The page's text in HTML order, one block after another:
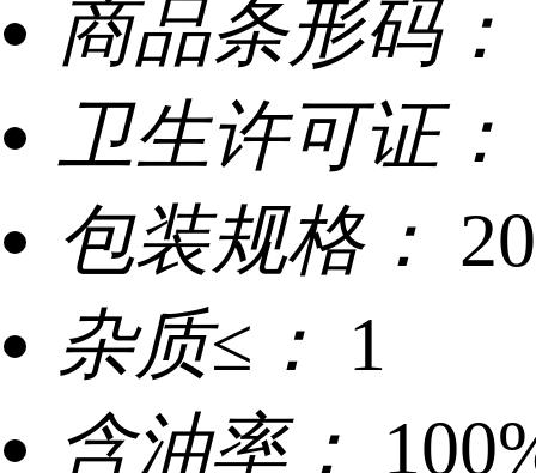
商品条形码：
卫生许可证：
包装规格：
杂质≤： 1
含油率：